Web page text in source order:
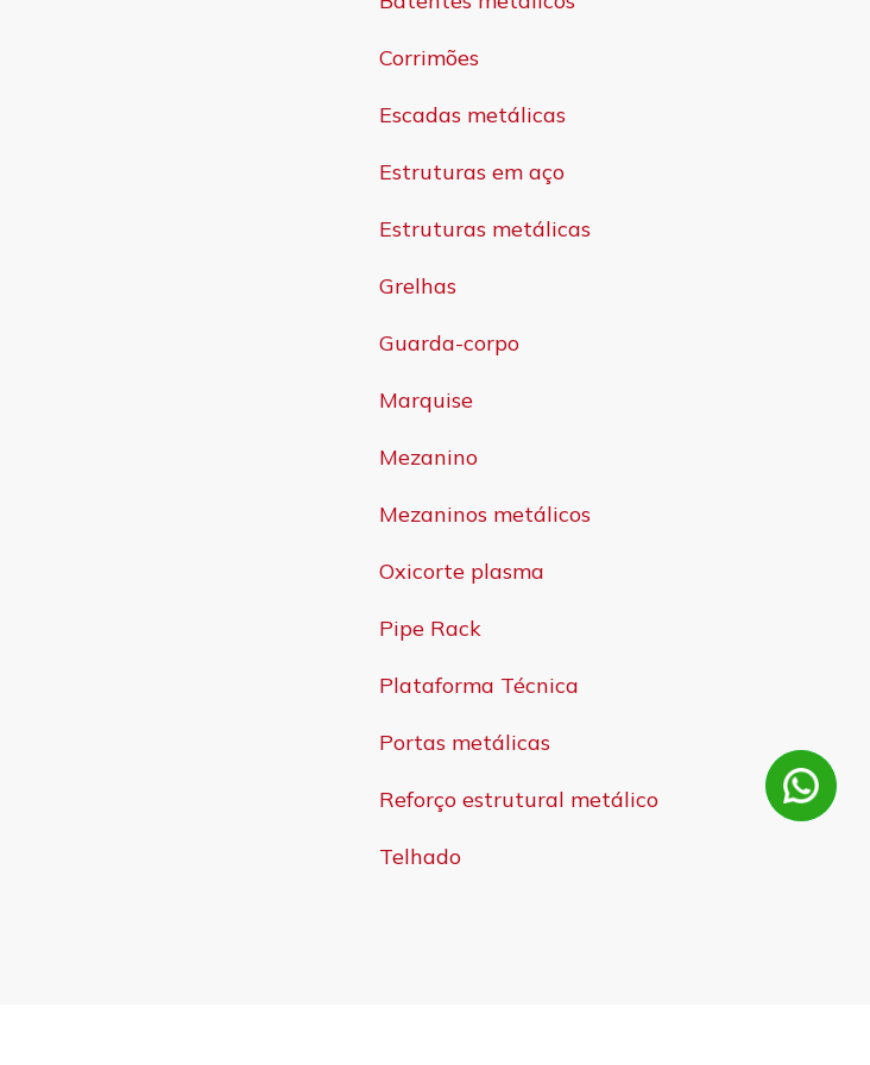
Corrimões
Escadas metálicas
Estruturas em aço
Estruturas metálicas
Grelhas
Guarda-corpo
Marquise
Mezanino
Mezaninos metálicos
Oxicorte plasma
Pipe Rack
Plataforma Técnica
Portas metálicas
Reforço estrutural metálico
Telhado